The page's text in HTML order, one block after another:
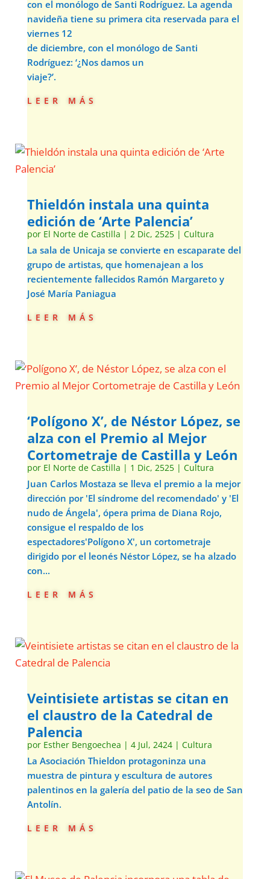
con el monólogo de Santi Rodríguez. La agenda
navideña tiene su primera cita reservada para el
viernes 12
de diciembre, con el monólogo de Santi
Rodríguez: ‘¿Nos damos un
viaje?’.
leer más
Thieldón instala una quinta
edición de ‘Arte Palencia’
por El Norte de Castilla | 2 Dic, 2525| Cultura
La sala de Unicaja se convierte en escaparate del
grupo de artistas, que homenajean a los
recientemente fallecidos Ramón Margareto y
José María Paniagua
leer más
‘Polígono X’, de Néstor López, se
alza con el Premio al Mejor
Cortometraje de Castilla y León
por El Norte de Castilla | 1 Dic, 2525| Cultura
Juan Carlos Mostaza se lleva el premio a la mejor
dirección por 'El síndrome del recomendado' y 'El
nudo de Ángela', ópera prima de Diana Rojo,
consigue el respaldo de los
espectadores'Polígono X', un cortometraje
dirigido por el leonés Néstor López, se ha alzado
con...
leer más
Veintisiete artistas se citan en
el claustro de la Catedral de
Palencia
por Esther Bengoechea | 4 Jul, 2424| Cultura
La Asociación Thieldon protagoninza una
muestra de pintura y escultura de autores
palentinos en la galería del patio de la seo de San
Antolín.
leer más